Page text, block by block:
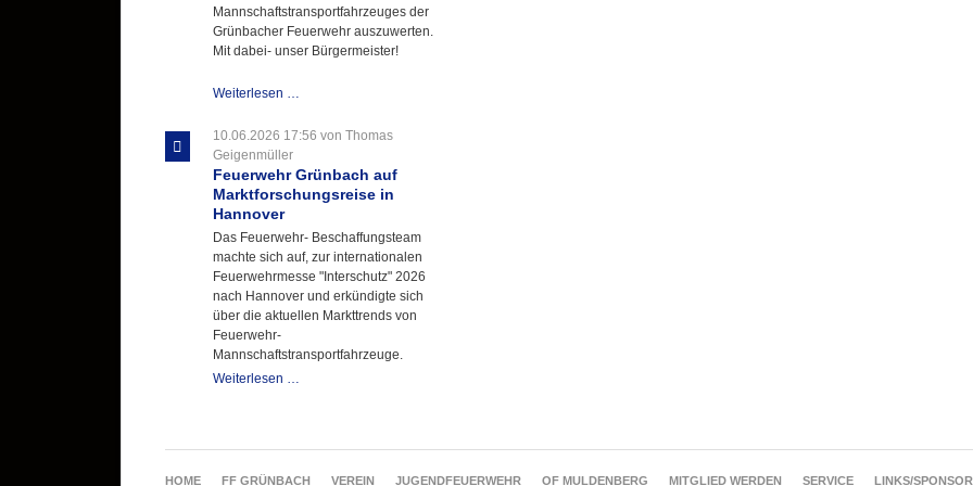
Mannschaftstransportfahrzeuges der
Grünbacher Feuerwehr auszuwerten.
Mit dabei- unser Bürgermeister!
Weiterlesen …
Informationen
Hannover
aus
10.06.2026 17:56 von Thomas
Geigenmüller
Feuerwehr Grünbach auf
Marktforschungsreise in
Hannover
Das Feuerwehr- Beschaffungsteam
machte sich auf, zur internationalen
Feuerwehrmesse "Interschutz" 2026
nach Hannover und erkündigte sich
über die aktuellen Markttrends von
Feuerwehr-
Mannschaftstransportfahrzeuge.
Weiterlesen …
in
Hannover
NAVIGATION
HOME FF GRÜNBACH VEREIN JUGENDFEUERWEHR OF MULDENBERG MITGLIED WERDEN SERVICE LINKS/